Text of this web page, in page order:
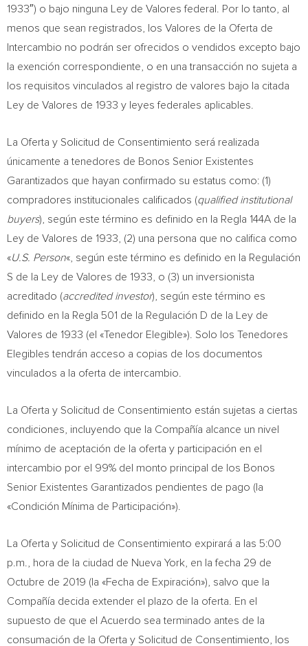
1933″) o bajo ninguna Ley de Valores federal. Por lo tanto, al
menos que sean registrados, los Valores de la Oferta de
Intercambio no podrán ser ofrecidos o vendidos excepto bajo
la exención correspondiente, o en una transacción no sujeta a
los requisitos vinculados al registro de valores bajo la citada
Ley de Valores de 1933 y leyes federales aplicables.
La Oferta y Solicitud de Consentimiento será realizada
únicamente a tenedores de Bonos Senior Existentes
Garantizados que hayan confirmado su estatus como: (1)
compradores institucionales calificados (qualified institutional
buyers), según este término es definido en la Regla 144A de la
Ley de Valores de 1933, (2) una persona que no califica como
«U.S. Person«, según este término es definido en la Regulación
S de la Ley de Valores de 1933, o (3) un inversionista
acreditado (accredited investor), según este término es
definido en la Regla 501 de la Regulación D de la Ley de
Valores de 1933 (el «Tenedor Elegible»). Solo los Tenedores
Elegibles tendrán acceso a copias de los documentos
vinculados a la oferta de intercambio.
La Oferta y Solicitud de Consentimiento están sujetas a ciertas
condiciones, incluyendo que la Compañía alcance un nivel
mínimo de aceptación de la oferta y participación en el
intercambio por el 99% del monto principal de los Bonos
Senior Existentes Garantizados pendientes de pago (la
«Condición Mínima de Participación»).
La Oferta y Solicitud de Consentimiento expirará a las 5:00
p.m.
, hora de la ciudad de Nueva York , en la fecha 29 de
Octubre de 2019 (la «Fecha de Expiración»), salvo que la
Compañía decida extender el plazo de la oferta. En el
supuesto de que el Acuerdo sea terminado antes de la
consumación de la Oferta y Solicitud de Consentimiento, los